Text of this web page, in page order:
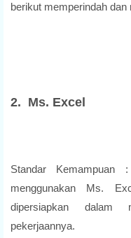
berikut memperindah
2. Ms. Excel
Standar Kemampuan
menggunakan Ms.
dipersiapkan dalam
pekerjaannya.